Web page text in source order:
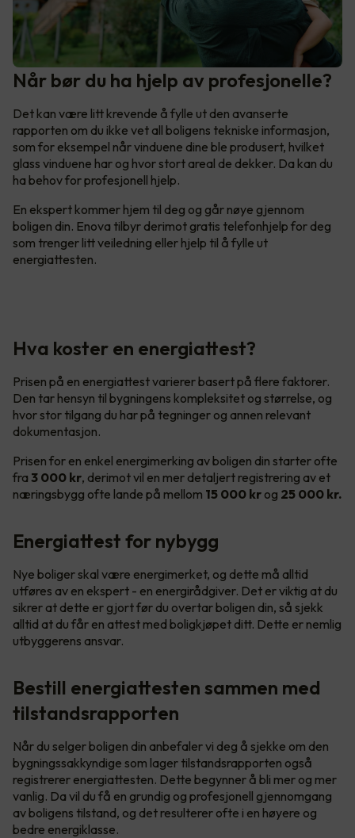
Når bør du ha hjelp av profesjonelle?
Det kan være litt krevende å fylle ut den avanserte
rapporten om du ikke vet all boligens tekniske informasjon,
som for eksempel når vinduene dine ble produsert, hvilket
glass vinduene har og hvor stort areal de dekker. Da kan du
ha behov for profesjonell hjelp.
En ekspert kommer hjem til deg og går nøye gjennom
boligen din. Enova tilbyr derimot gratis telefonhjelp for deg
som trenger litt veiledning eller hjelp til å fylle ut
energiattesten.
Hva koster en energiattest?
Prisen på en energiattest varierer basert på flere faktorer.
Den tar hensyn til bygningens kompleksitet og størrelse, og
hvor stor tilgang du har på tegninger og annen relevant
dokumentasjon.
Prisen for en enkel energimerking av boligen din starter ofte
fra 3 000 kr, derimot vil en mer detaljert registrering av et
næringsbygg ofte lande på mellom 15 000 kr og 25 000 kr.
Energiattest for nybygg
Nye boliger skal være energimerket, og dette må alltid
utføres av en ekspert - en energirådgiver. Det er viktig at du
sikrer at dette er gjort før du overtar boligen din, så sjekk
alltid at du får en attest med boligkjøpet ditt. Dette er nemlig
utbyggerens ansvar.
Bestill energiattesten sammen med
tilstandsrapporten
Når du selger boligen din anbefaler vi deg å sjekke om den
bygningssakkyndige som lager tilstandsrapporten også
registrerer energiattesten. Dette begynner å bli mer og mer
vanlig. Da vil du få en grundig og profesjonell gjennomgang
av boligens tilstand, og det resulterer ofte i en høyere og
bedre energiklasse.